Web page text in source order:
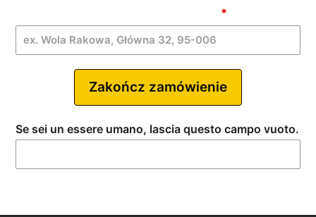
*
Zakończ zamówienie
Se sei un essere umano, lascia questo campo vuoto.